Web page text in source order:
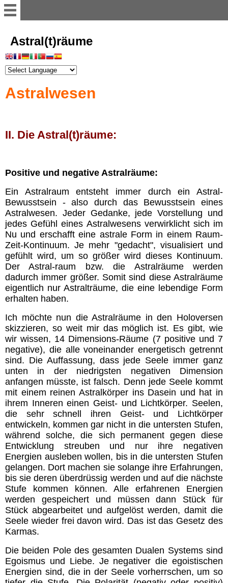
Willkommen
Register
Vorwort
Astralwesen
Chakren
Geistwesen
Lichtwesen
Transformation
Meditationen
Energiezentren Übersicht
Tägliche Übungen
Gefährliche Meditationen
Lebensenergie
Körper
Jesus
Vorbilder
Astral(t)räume
Astralwesen
II. Die Astral(t)räume:
Positive und negative Astralräume:
Ein Astralraum entsteht immer durch ein Astral-
Bewusstsein - also durch das Bewusstsein eines
Astralwesen. Jeder Gedanke, jede Vorstellung und
jedes Gefühl eines Astralwesens verwirklicht sich im
Nu und erschafft eine astrale Form in einem Raum-
Zeit-Kontinuum. Je mehr "gedacht", visualisiert und
gefühlt wird, um so größer wird dieses Kontinuum.
Der Astral-raum bzw. die Astralräume werden
dadurch immer größer. Somit sind diese Astralräume
eigentlich nur Astralträume, die eine lebendige Form
erhalten haben.
Ich möchte nun die Astralräume in den Holoversen
skizzieren, so weit mir das möglich ist. Es gibt, wie
wir wissen, 14 Dimensions-Räume (7 positive und 7
negative), die alle voneinander energetisch getrennt
sind. Die Auffassung, dass jede Seele immer ganz
unten in der niedrigsten negativen Dimension
anfangen müsste, ist falsch. Denn jede Seele kommt
mit einem reinen Astralkörper ins Dasein und hat in
ihrem Inneren einen Geist- und Lichtkörper. Seelen,
die sehr schnell ihren Geist- und Lichtkörper
entwickeln, kommen gar nicht in die untersten Stufen,
während solche, die sich permanent gegen diese
Entwicklung streuben und nur ihre negativen
Energien ausleben wollen, bis in die untersten Stufen
gelangen. Dort machen sie solange ihre Erfahrungen,
bis sie deren überdrüssig werden und auf die nächste
Stufe kommen können. Alle erfahrenen Energien
werden gespeichert und müssen dann Stück für
Stück abgearbeitet und aufgelöst werden, damit die
Seele wieder frei davon wird. Das ist das Gesetz des
Karmas.
Die beiden Pole des gesamten Dualen Systems sind
Egoismus und Liebe. Je negativer die egoistischen
Energien sind, die in der Seele vorherrschen, um so